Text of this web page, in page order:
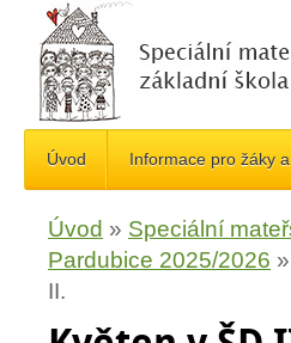
Úvod Informace pro žáky
Úvod » Speciální
Pardubice 2025/2026 »
II.